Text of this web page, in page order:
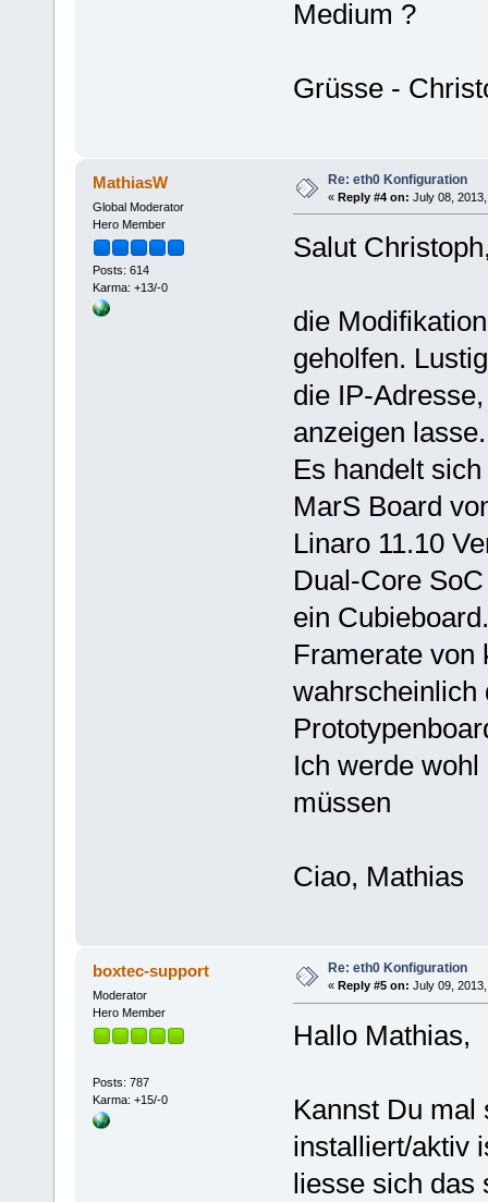
Medium ?
Grüsse -
MathiasW
Global Moderator
Hero Member
Posts: 614
Karma: +13/-0
Re: eth0 Konfiguration
« Reply #4 on: July 08,
Salut
die
geholfen.
die IP-
anzeigen
Es handelt
MarS Board
Linaro 11.10
Dual-Core
ein
Framerate von
wahrscheinlich
Ich werde
müssen
Ciao, Mathias
boxtec-support
Moderator
Hero Member
Posts: 787
Karma: +15/-0
Re: eth0 Konfiguration
« Reply #5 on: July 09,
Hallo Mathias,
Kannst Du mal
installiert/aktiv
liesse sich das